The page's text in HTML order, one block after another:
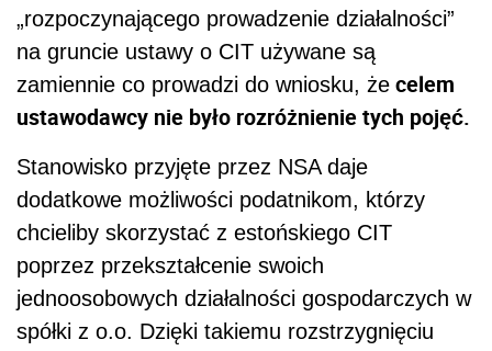
„rozpoczynającego prowadzenie działalności”
na gruncie ustawy o CIT używane są
zamiennie co prowadzi do wniosku, że celem
ustawodawcy nie było rozróżnienie tych pojęć.
Stanowisko przyjęte przez NSA daje
dodatkowe możliwości podatnikom, którzy
chcieliby skorzystać z estońskiego CIT
poprzez przekształcenie swoich
jednoosobowych działalności gospodarczych w
spółki z o.o. Dzięki takiemu rozstrzygnięciu